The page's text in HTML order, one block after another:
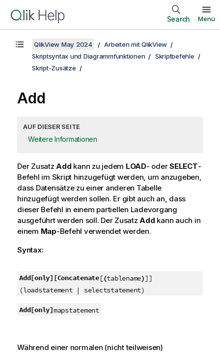
Search Menü
QlikView May 2024
Arbeiten mit QlikView
Skriptsyntax und Diagrammfunktionen
Skriptbefehle
Skript-Zusätze
Add
AUF DIESER SEITE
Weitere Informationen
Der ZusatzAdd kann zu jedem LOAD- oderSELECT-
Befehl im Skript hinzugefügt werden, um anzugeben,
dass Datensätze zu einer anderen Tabelle
hinzugefügt werden sollen. Er gibt auch an, dass
dieser Befehl in einem partiellen Ladevorgang
ausgeführt werden soll. Der ZusatzAdd kann auch in
einem Map-Befehl verwendet werden.
Syntax:
Add[only] [Concatenate[(tablename)]]
(loadstatement | selectstatement)
Add[only]mapstatement
Während einer normalen (nicht teilweisen)